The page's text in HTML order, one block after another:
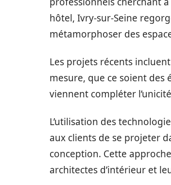
hôtel, Ivry-sur-Seine
métamorphoser des
Les projets récents
mesure, que ce soient
viennent compléter
L’utilisation des
aux clients de se projeter
conception. Cette
architectes d’intérieur et